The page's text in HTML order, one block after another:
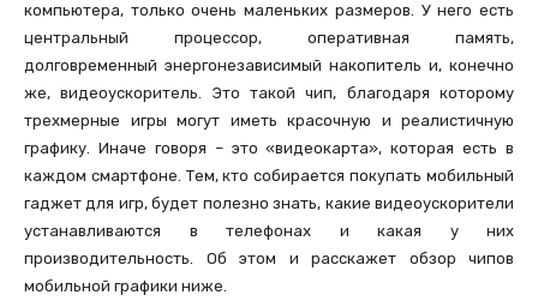
компьютера, только очень маленьких размеров. У него есть
центральный процессор, оперативная память,
долговременный энергонезависимый накопитель и, конечно
же, видеоускоритель. Это такой чип, благодаря которому
трехмерные игры могут иметь красочную и реалистичную
графику. Иначе говоря – это «видеокарта», которая есть в
каждом смартфоне. Тем, кто собирается покупать мобильный
гаджет для игр, будет полезно знать, какие видеоускорители
устанавливаются в телефонах и какая у них
производительность. Об этом и расскажет обзор чипов
мобильной графики ниже.